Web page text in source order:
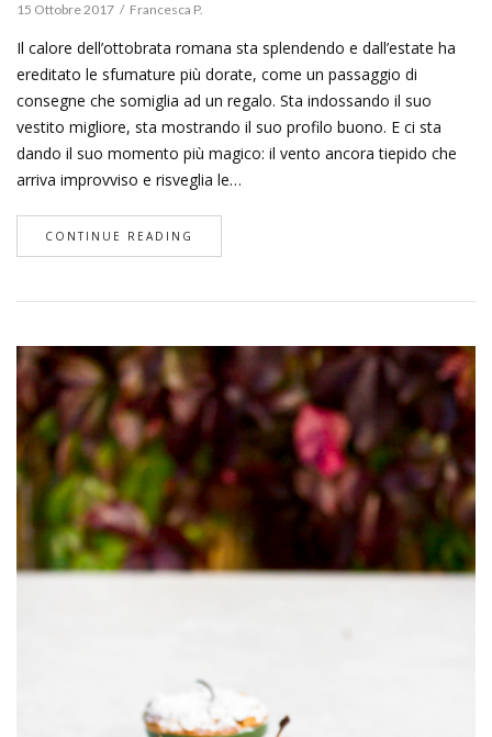
15 Ottobre 2017 Francesca P.
Il calore dell’ottobrata romana sta splendendo e dall’estate ha
ereditato le sfumature più dorate, come un passaggio di
consegne che somiglia ad un regalo. Sta indossando il suo
vestito migliore, sta mostrando il suo profilo buono. E ci sta
dando il suo momento più magico: il vento ancora tiepido che
arriva improvviso e risveglia le…
CONTINUE READING